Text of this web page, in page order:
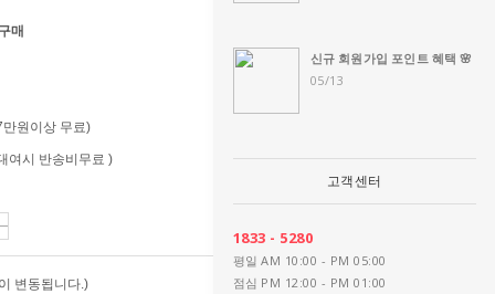
신규 회원가입 포인트 혜택 🌸
05/13
고객센터
1833 - 5280
평일 AM 10:00 - PM 05:00
점심 PM 12:00 - PM 01:00
매
원이상 무료)
여시 반송비무료 )
변동됩니다.)